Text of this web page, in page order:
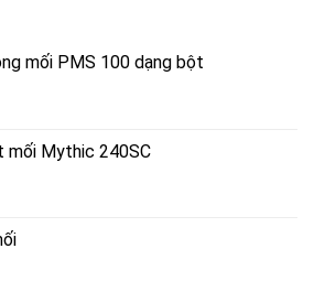
mối PMS 100 dạng bột
mối Mythic 240SC